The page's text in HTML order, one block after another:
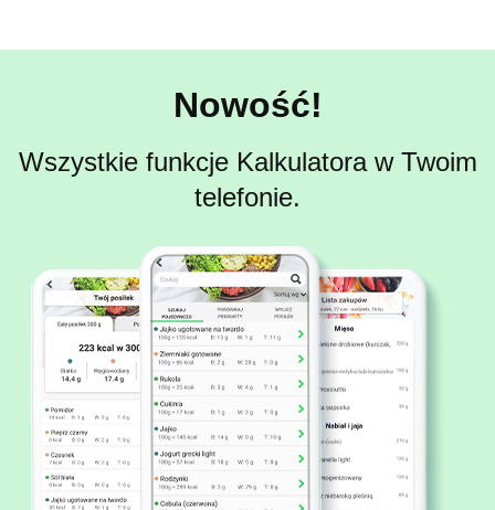
Nowość!
Wszystkie funkcje Kalkulatora w Twoim
telefonie.